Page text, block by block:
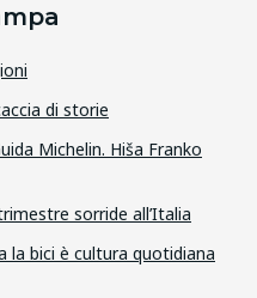
di storie
Michelin. Hiša Franko
sorride all’Italia
la bici è cultura quotidiana